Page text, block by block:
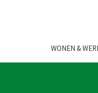
WONEN &